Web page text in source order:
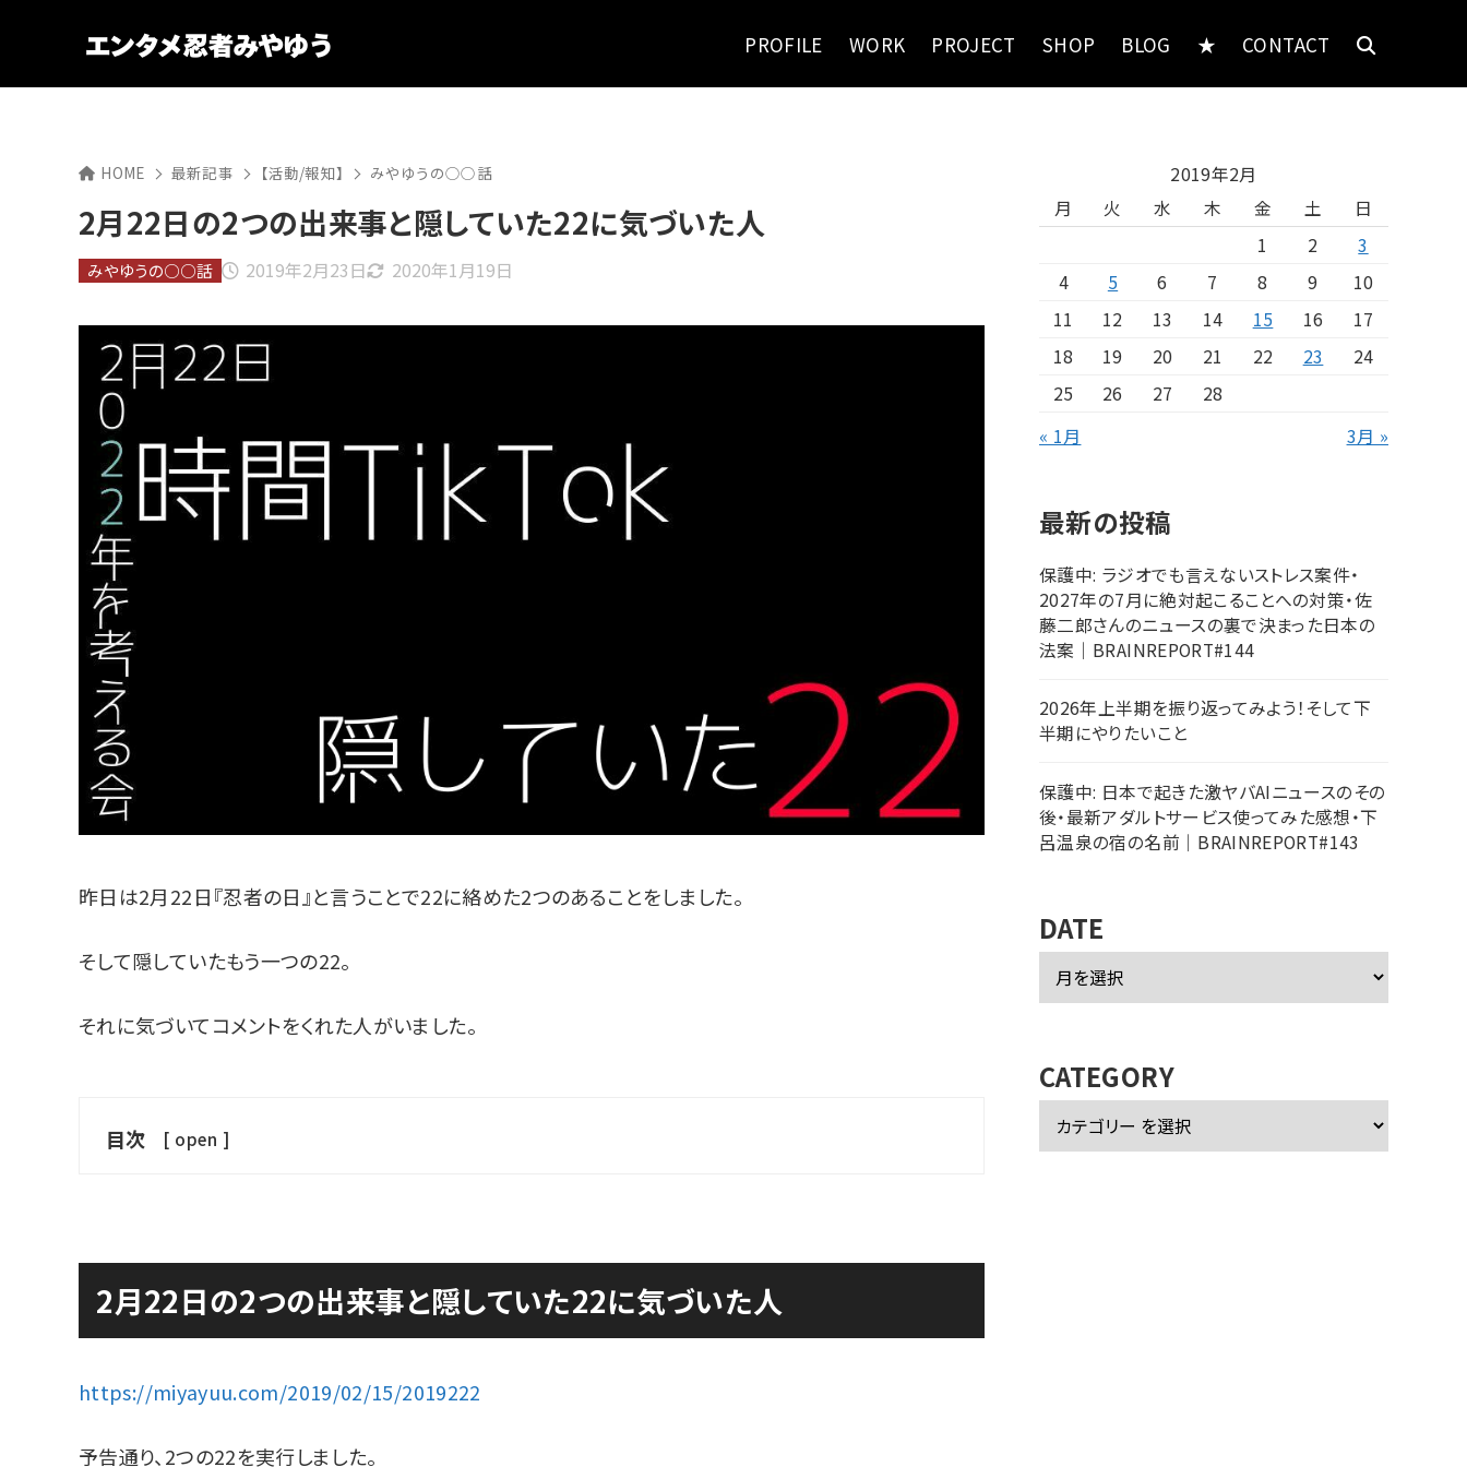
PROFILE WORK PROJECT SHOP BLOG ★ CONTACT
HOME 最新記事 【活動/報知】 みやゆうの○○話
2月22日の2つの出来事と隠していた22に気づいた人
2019年2月23日 2020年1月19日
みやゆうの○○話
昨日は2月22日『忍者の日』と言うことで22に絡めた2つのあることをしました。
そして隠していたもう一つの22。
それに気づいてコメントをくれた人がいました。
目次 [ open ]
2月22日の2つの出来事と隠していた22に気づいた人
https://miyayuu.com/2019/02/15/2019222
予告通り、2つの22を実行しました。
2019年2月
月
火 水 木 金 土
日
1
2
3
4
5 6 7 8 9
10
11
12 13 14 15 16
17
18
19 20 21 22 23
24
25
26 27
28
« 1月
3月 »
最新の投稿
保護中: ラジオでも言えないストレス案件・
2027年の7月に絶対起こることへの対策・佐
藤二郎さんのニュースの裏で決まった日本の
法案｜BRAINREPORT#144
2026年上半期を振り返ってみよう！そして下
半期にやりたいこと
保護中: 日本で起きた激ヤバAIニュースのその
後・最新アダルトサービス使ってみた感想・下
呂温泉の宿の名前｜BRAINREPORT#143
DATE
ー
ブ
CATEGORY